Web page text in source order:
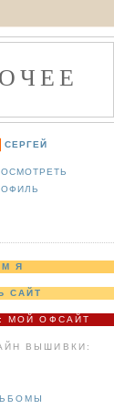
СЕРГЕЙ
Я
САЙТ
: МОЙ ОФСАЙТ
ВЫШИВКИ: